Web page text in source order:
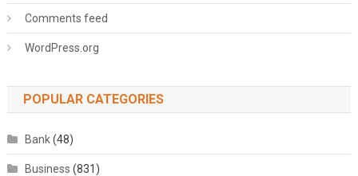
Comments feed
WordPress.org
POPULAR CATEGORIES
Bank(48)
Business (831)